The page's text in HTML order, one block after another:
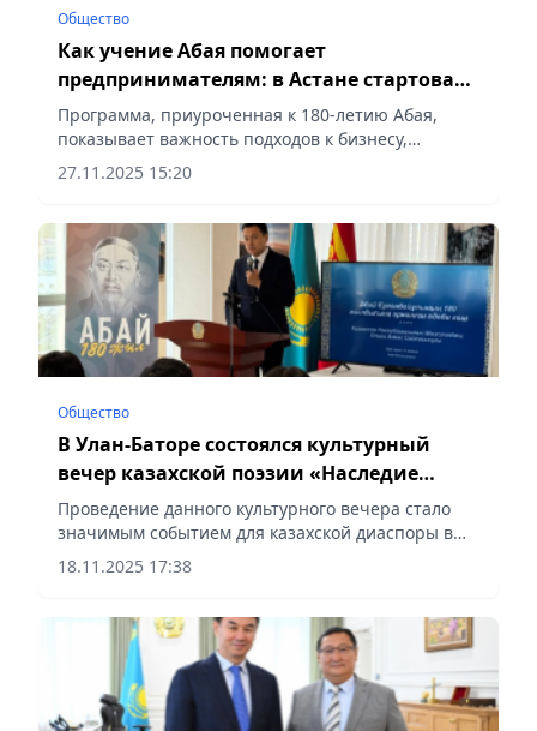
Общество
Как учение Абая помогает
предпринимателям: в Астане стартовала
программа NURCE
Программа, приуроченная к 180-летию Абая,
показывает важность подходов к бизнесу,
основанных на гуманизме, ценностях,
ответственности, сообщает Vecher.kz.
27.11.2025 15:20
Общество
В Улан-Баторе состоялся культурный
вечер казахской поэзии «Наследие
Абая»
Проведение данного культурного вечера стало
значимым событием для казахской диаспоры в
Монголии, сообщает Vecher.kz.
18.11.2025 17:38